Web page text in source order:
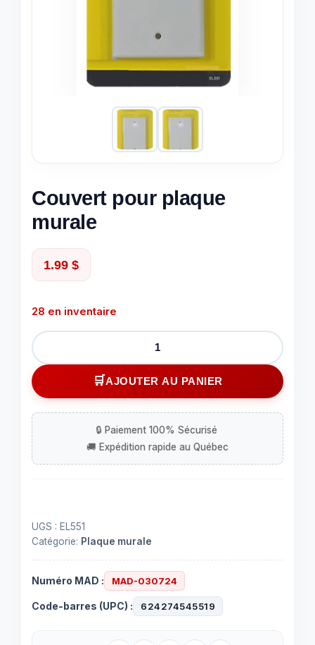
Couvert pour plaque
murale
1.99 $
28 en inventaire
quantité
de
Couvert
pour
murale
AJOUTER AU PANIER
UGS : EL551
Catégorie: Plaque murale
Numéro MAD : MAD-030724
Code-barres (UPC) : 624274545519